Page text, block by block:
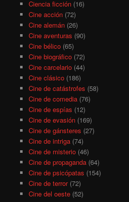
Ciencia ficción(16)
Cine acción(72)
Cine alemán(26)
Cine aventuras (90)
Cine bélico(65)
Cine biográfico(72)
Cine carcelario(44)
Cine clásico(186)
Cine de catástrofes (58)
Cine de comedia(76)
Cine de espías (12)
Cine de evasión(169)
Cine de gánsteres (27)
Cine de intriga(74)
Cine de misterio(46)
Cine de propaganda(64)
Cine de psicópatas (154)
Cine de terror(72)
Cine del oeste(52)